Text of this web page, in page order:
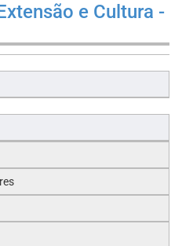
e Cultura -